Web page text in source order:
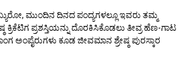
ಮುಂದಿನ ದಿನದ ಪಂದ್ಯಗಳಲ್ಲೂ ಇವರು ತಮ್ಮ
ಪ್ರಶಸ್ತಿಯನ್ನು ದೊರಕಿಸಿಕೊಡಲು ತೀವ್ರ ಹೆಣ-ಗಾಟ
ಅಂಪೈರುಗಳು ಕೂಡ ಜೀವಮಾನ ಶ್ರೇಷ್ಠ ಪುರಸ್ಕಾರ